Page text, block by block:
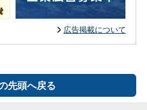
広告掲載について
先頭へ戻る